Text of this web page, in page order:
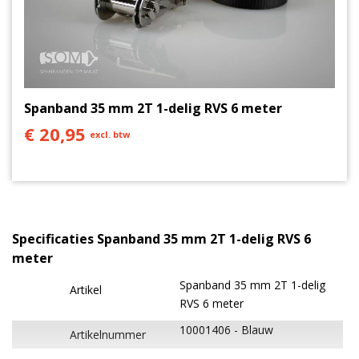
Spanband 35 mm 2T 1-delig RVS 6 meter
€ 20,95 excl. btw
Specificaties Spanband 35 mm 2T 1-delig RVS 6
meter
Artikel
Spanband 35 mm 2T 1-delig
RVS 6 meter
Artikelnummer 10001406 Blauw